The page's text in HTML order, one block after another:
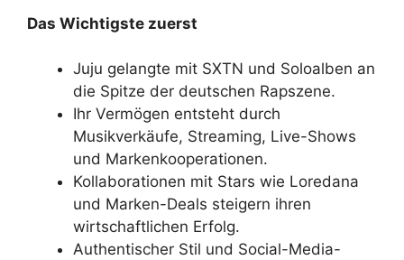
Das Wichtigste zuerst
Juju gelangte mit SXTN und Soloalben an
die Spitze der deutschen Rapszene.
Ihr Vermögen entsteht durch
Musikverkäufe, Streaming, Live-Shows
und Markenkooperationen.
Kollaborationen mit Stars wie Loredana
und Marken-Deals steigern ihren
wirtschaftlichen Erfolg.
Authentischer Stil und Social-Media-